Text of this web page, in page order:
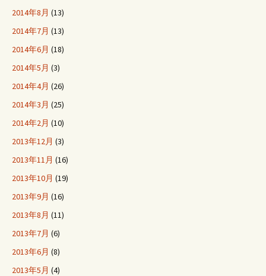
2014年8月 (13)
2014年7月 (13)
2014年6月 (18)
2014年5月 (3)
2014年4月 (26)
2014年3月 (25)
2014年2月 (10)
2013年12月 (3)
2013年11月 (16)
2013年10月 (19)
2013年9月 (16)
2013年8月 (11)
2013年7月 (6)
2013年6月 (8)
2013年5月 (4)